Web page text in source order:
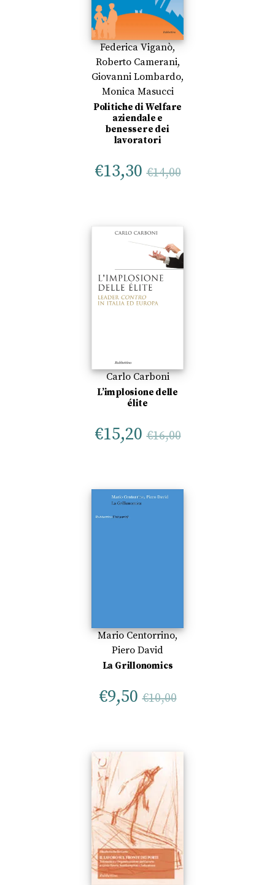
Federica Viganò,
Roberto Camerani,
Giovanni Lombardo,
Monica Masucci
Politiche di Welfare
aziendale e
benessere dei
lavoratori
€13,30 €14,00
Carlo Carboni
L’implosione delle
élite
€15,20 €16,00
Mario Centorrino,
Piero David
La Grillonomics
€9,50 €10,00